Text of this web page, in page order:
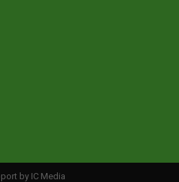
by IC Media